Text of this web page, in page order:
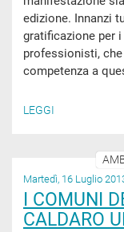
edizione. Innanzi
gratificazione per
professionisti,
competenza a
LEGGI
Martedì, 16 Luglio
I COMUNI
CALDARO